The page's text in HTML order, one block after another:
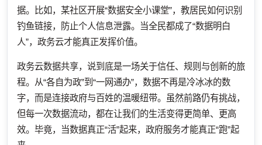
据。比如，某社区开展“数据安全小课堂”，教居民如何识别
钓鱼链接，防止个人信息泄露。当全民都成了“数据明白
人”，政务云才能真正发挥价值。
政务云数据共享，说到底是一场关于信任、规则与创新的旅
程。从“各自为政”到“一网通办”，数据不再是冷冰冰的数
字，而是连接政府与百姓的温暖纽带。虽然前路仍有挑战，
但每一次数据流动，都在让我们的生活变得更简单、更高
效。毕竟，当数据真正“活”起来，政府服务才能真正“跑”起